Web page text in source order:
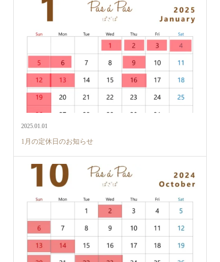
2025.01.01
1月の定休日のお知らせ